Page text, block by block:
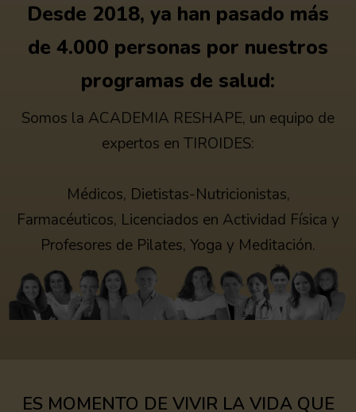
Desde 2018, ya han pasado más
de 4.000 personas por nuestros
programas de salud:
Somos la ACADEMIA RESHAPE, un equipo de
expertos en TIROIDES:
Médicos, Dietistas-Nutricionistas,
Farmacéuticos, Licenciados en Actividad Física y
Profesores de Pilates, Yoga y Meditación.
ES MOMENTO DE VIVIR LA VIDA QUE